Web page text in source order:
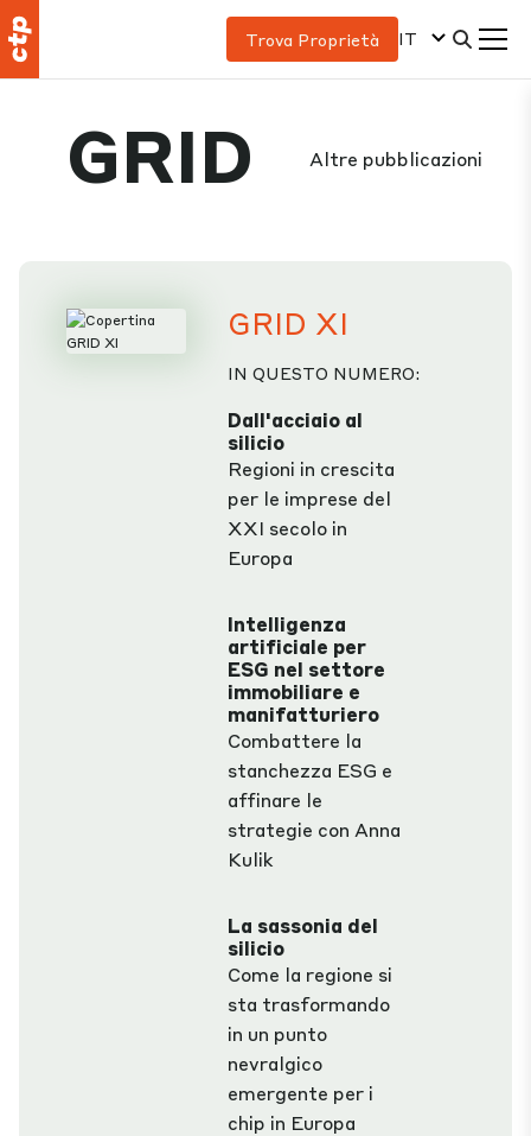
Trova Proprietà IT
GRID Altre pubblicazioni
GRID XI
IN QUESTO NUMERO:
Dall'acciaio al
silicio
Regioni in crescita
per le imprese del
XXI secolo in
Europa
Intelligenza
artificiale per
ESG nel settore
immobiliare e
manifatturiero
Combattere la
stanchezza ESG e
affinare le
strategie con Anna
Kulik
La sassonia del
silicio
Come la regione si
sta trasformando
in un punto
nevralgico
emergente per i
chip in Europa